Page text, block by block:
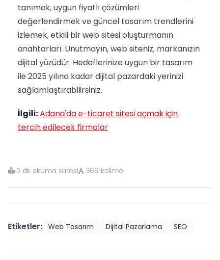
tanımak, uygun fiyatlı çözümleri
değerlendirmek ve güncel tasarım trendlerini
izlemek, etkili bir web sitesi oluşturmanın
anahtarları. Unutmayın, web siteniz, markanızın
dijital yüzüdür. Hedeflerinize uygun bir tasarım
ile 2025 yılına kadar dijital pazardaki yerinizi
sağlamlaştırabilirsiniz.
İlgili:Adana'da e-ticaret sitesi açmak için
tercih edilecek firmalar
2 dk okuma süresi 366 kelime
Etiketler: Web Tasarım Dijital Pazarlama SEO